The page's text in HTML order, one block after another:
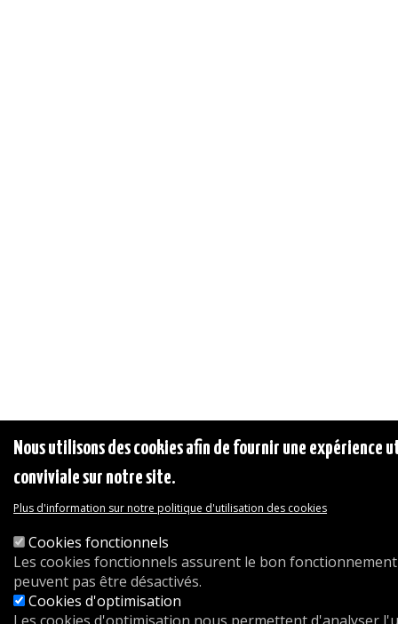
Nous utilisons des cookies afin de fournir une
conviviale sur notre site.
Plus d'information sur notre politique d'utilisation des cookies
Cookies fonctionnels
Les cookies fonctionnels assurent le bon
peuvent pas être désactivés.
Cookies d'optimisation